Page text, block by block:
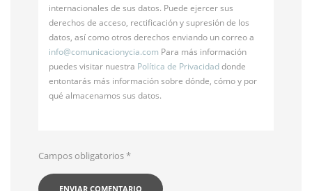
internacionales de sus datos. Puede ejercer sus
derechos de acceso, rectificación y supresión de los
datos, así como otros derechos enviando un correo a
info@comunicacionycia.com Para más información
puedes visitar nuestra Política de Privacidaddonde
entontarás más información sobre dónde, cómo y por
qué almacenamos sus datos.
Campos obligatorios*